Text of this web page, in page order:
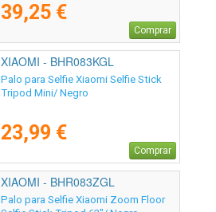
39,25 €
Comprar
XIAOMI - BHR083KGL
Palo para Selfie Xiaomi Selfie Stick
Tripod Mini/ Negro
23,99 €
Comprar
XIAOMI - BHR083ZGL
Palo para Selfie Xiaomi Zoom Floor